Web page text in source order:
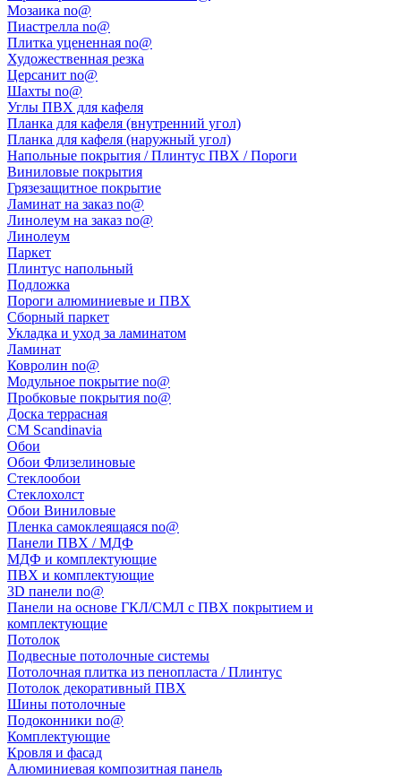
Мозаика no@
Пиастрелла no@
Плитка уцененная no@
Художественная резка
Церсанит no@
Шахты no@
Углы ПВХ для кафеля
Планка для кафеля (внутренний угол)
Планка для кафеля (наружный угол)
Напольные покрытия / Плинтус ПВХ / Пороги
Виниловые покрытия
Грязезащитное покрытие
Ламинат на заказ no@
Линолеум на заказ no@
Линолеум
Паркет
Плинтус напольный
Подложка
Пороги алюминиевые и ПВХ
Сборный паркет
Укладка и уход за ламинатом
Ламинат
Ковролин no@
Модульное покрытие no@
Пробковые покрытия no@
Доска террасная
CM Scandinavia
Обои
Обои Флизелиновые
Стеклообои
Стеклохолст
Обои Виниловые
Пленка самоклеящаяся no@
Панели ПВХ / МДФ
МДФ и комплектующие
ПВХ и комплектующие
3D панели no@
Панели на основе ГКЛ/СМЛ с ПВХ покрытием и
комплектующие
Потолок
Подвесные потолочные системы
Потолочная плитка из пенопласта / Плинтус
Потолок декоративный ПВХ
Шины потолочные
Подоконники no@
Комплектующие
Кровля и фасад
Алюминиевая композитная панель